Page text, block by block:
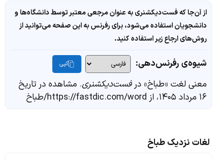
از آن‌جا که فست‌دیکشنری به عنوان مرجعی معتبر توسط دانشگاه‌ها و
دانشجویان استفاده می‌شود، برای رفرنس به این صفحه می‌توانید از
روش‌های ارجاع زیر استفاده کنید.
شیوه‌ی رفرنس‌دهی: کپی
معنی لغت «طباخ» درفست‌دیکشنری. مشاهده در تاریخ
۱۶ مرداد ۱۴۰۵، از https://fastdic.com/word/طباخ
لغات نزدیک طباخ